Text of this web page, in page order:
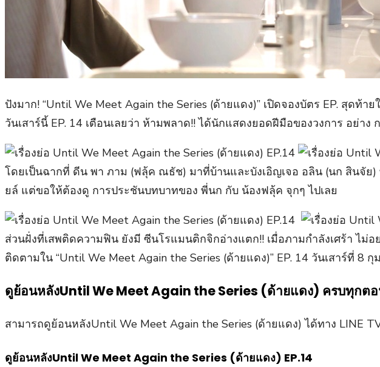
ปังมาก! “Until We Meet Again the Series (ด้ายแดง)” เปิดจองบัตร EP. สุดท้
วันเสาร์นี้ EP. 14 เตือนเลยว่า ห้ามพลาด!! ได้นักแสดงยอดฝีมือของวงการ อย่
โดยเป็นฉากที่ ดีน พา ภาม (ฟลุ้ค ณธัช) มาที่บ้านและบังเอิญเจอ อลิน (นก สินจัย
ยล์ แต่ขอให้ต้องดู การประชันบทบาทของ พี่นก กับ น้องฟลุ้ค จุกๆ ไปเลย
ส่วนฝั่งที่เสพติดความฟิน ยังมี ซีนโรแมนติกจิกอ่างแตก!! เมื่อภามกำลังเศร้า ไม่
ติดตามใน “Until We Meet Again the Series (ด้ายแดง)” EP. 14 วันเสาร์ที่ 8
ดูย้อนหลังUntil We Meet Again the Series (ด้ายแดง) ครบทุกต
สามารถดูย้อนหลังUntil We Meet Again the Series (ด้ายแดง) ได้ทาง LINE
ดูย้อนหลังUntil We Meet Again the Series (ด้ายแดง) EP.14